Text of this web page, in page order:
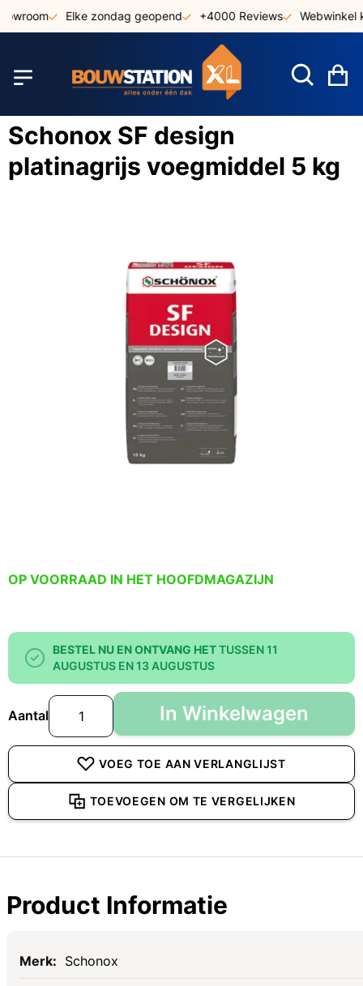
naar
Elke zondag geopend +4000 Reviews Webwinkel
Schonox SF design
platinagrijs voegmiddel 5 kg
OP VOORRAAD IN HET HOOFDMAGAZIJN
BESTEL NU EN ONTVANG HETTUSSEN 11
AUGUSTUS EN 13 AUGUSTUS
Aantal In Winkelwagen
VOEG TOE AAN VERLANGLIJST
TOEVOEGEN OM TE VERGELIJKEN
Product Informatie
Specificaties
Schonox